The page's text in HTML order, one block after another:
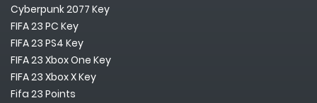
Cyberpunk 2077 Key
FIFA 23 PC Key
FIFA 23 PS4 Key
FIFA 23 Xbox One Key
FIFA 23 Xbox X Key
Fifa 23 Points